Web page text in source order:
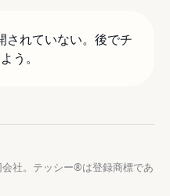
されていない。後でチ
う。
社。テッシー®は登録商標であ